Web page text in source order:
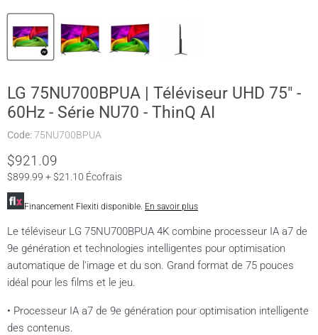
LG 75NU700BPUA | Téléviseur UHD 75" -
60Hz - Série NU70 - ThinQ AI
Code:75NU700BPUA
$921.09
$899.99 + $21.10 Écofrais
Financement Flexiti disponible. En savoir plus
Le téléviseur LG 75NU700BPUA 4K combine processeur IA a7 de
9e génération et technologies intelligentes pour optimisation
automatique de l'image et du son. Grand format de 75 pouces
idéal pour les films et le jeu.
• Processeur IA a7 de 9e génération pour optimisation intelligente
des contenus.